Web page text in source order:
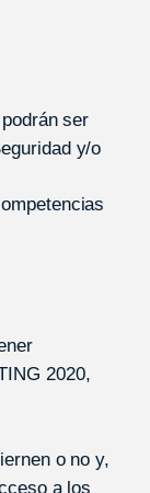
ser
y/o
2020,
o no y,
a los